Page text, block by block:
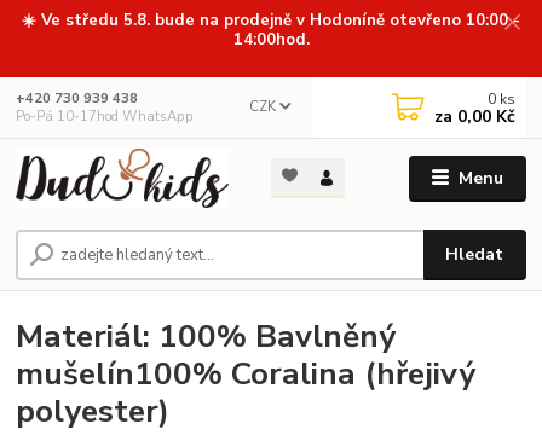
☀️ Ve středu 5.8. bude na prodejně v Hodoníně otevřeno 10:00 -
14:00hod.
Menu
CZK
Hledat
+420 730 939 438
Po-Pá 10-17hod WhatsApp
0 ks
za 0,00 Kč
Materiál: 100% Bavlněný
mušelín100% Coralina (hřejivý
polyester)